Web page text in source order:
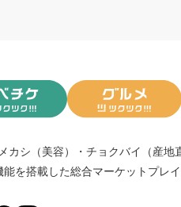
カシ（美容） ・ チョクバイ（産地
能を搭載した総合マーケットプレ